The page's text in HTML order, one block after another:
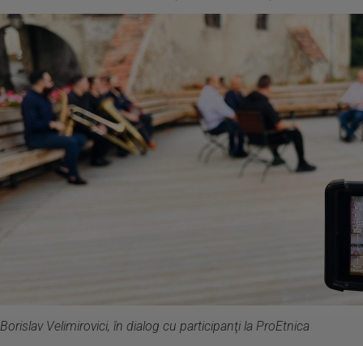
Borislav Velimirovici, în dialog cu participanţi la ProEtnica